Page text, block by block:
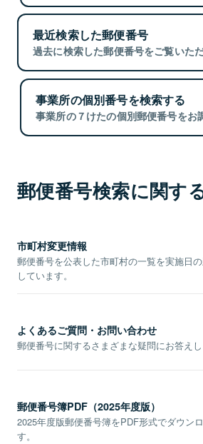
最近検索した郵便番号
過去に検索した郵便番号をご覧いただ
事業所の個別番号を検索する
事業所の７けたの個別郵便番号をお
郵便番号検索に関す
市町村変更情報
郵便番号を公表した市町村の一覧を実施日
しています。
よくあるご質問・お問い合わせ
郵便番号に関するさまざまな疑問にお答えし
郵便番号簿PDF（2025年度版）
2025年度版郵便番号簿をPDF形式でダウン
す。